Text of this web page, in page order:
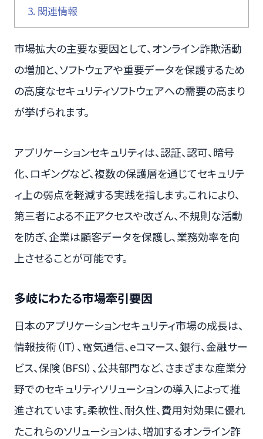
3. 関連情報
市場拡大の主要な要因として、オンライン詐欺活動
の増加と、ソフトウェアや重要データを保護するため
の高度なセキュリティソフトウェアへの需要の高まり
が挙げられます。
アプリケーションセキュリティは、認証、認可、暗号
化、ロギングなど、複数の保護層を通じてセキュリテ
ィ上の弱点を軽減する実践を指します。これにより、
第三者による不正アクセスや改ざん、不規則な活動
を防ぎ、企業は顧客データを保護し、業務効率を向
上させることが可能です。
多岐にわたる市場牽引要因
日本のアプリケーションセキュリティ市場の成長は、
情報技術（IT）、電気通信、eコマース、銀行、金融サー
ビス、保険（BFSI）、公共部門など、さまざまな産業分
野でのセキュリティソリューションの導入によって推
進されています。柔軟性、耐久性、費用対効果に優れ
たこれらのソリューションは、増加するオンライン詐